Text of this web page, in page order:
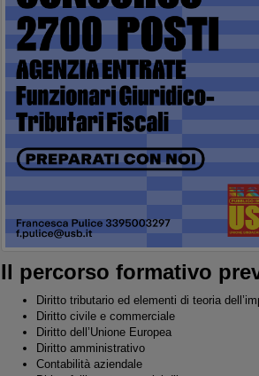
Il percorso formativo
Diritto tributario ed elementi di teoria
Diritto civile e commerciale
Diritto dell’Unione Europea
Diritto amministrativo
Contabilità aziendale